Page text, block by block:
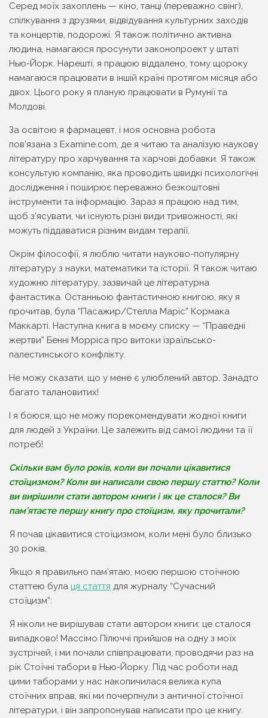
Серед моїх захоплень — кіно, танці (переважно свінг),
спілкування з друзями, відвідування культурних заходів
та концертів, подорожі. Я також політично активна
людина, намагаюся просунути законопроект у штаті
Нью-Йорк. Нарешті, я працюю віддалено, тому щороку
намагаюся працювати в іншій країні протягом місяця або
двох. Цього року я планую працювати в Румунії та
Молдові.
За освітою я фармацевт, і моя основна робота
пов’язана з Examine.com, де я читаю та аналізую наукову
літературу про харчування та харчові добавки. Я також
консультую компанію, яка проводить швидкі психологічні
дослідження і поширює переважно безкоштовні
інструменти та інформацію. Зараз я працюю над тим,
щоб з’ясувати, чи існують різні види тривожності, які
можуть піддаватися різним видам терапії.
Окрім філософії, я люблю читати науково-популярну
літературу з науки, математики та історії. Я також читаю
художню літературу, зазвичай це літературна
фантастика. Останньою фантастичною книгою, яку я
прочитав, була “Пасажир/Стелла Маріс” Кормака
Маккарті. Наступна книга в моєму списку — “Праведні
жертви” Бенні Морріса про витоки ізраїльсько-
палестинського конфлікту.
Не можу сказати, що у мене є улюблений автор. Занадто
багато талановитих!
І я боюся, що не можу порекомендувати жодної книги
для людей з України. Це залежить від самої людини та її
потреб!
Скільки вам було років, коли ви почали цікавитися
стоїцизмом? Коли ви написали свою першу статтю? Коли
ви вирішили стати автором книги і як це сталося? Ви
пам’ятаєте першу книгу про стоїцизм, яку прочитали?
Я почав цікавитися стоїцизмом, коли мені було близько
30 років.
Якщо я правильно пам’ятаю, моєю першою стоїчною
статтею була ця стаття для журналу “Сучасний
стоїцизм”:
Я ніколи не вирішував стати автором книги: це сталося
випадково! Массімо Пілюччі прийшов на одну з моїх
зустрічей, і ми почали співпрацювати, проводячи раз на
рік Стоїчні табори в Нью-Йорку. Під час роботи над
цими таборами у нас накопичилася велика купа
стоїчних вправ, які ми почерпнули з античної стоїчної
літератури, і він запропонував написати про це книгу.